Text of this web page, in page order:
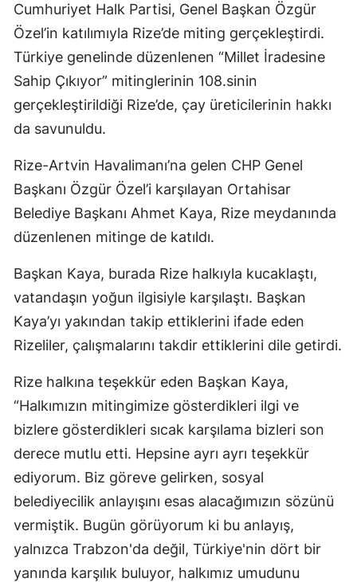
Cumhuriyet Halk Partisi, Genel Başkan Özgür
Özel’in katılımıyla Rize’de miting gerçekleştirdi.
Türkiye genelinde düzenlenen “Millet İradesine
Sahip Çıkıyor” mitinglerinin 108.sinin
gerçekleştirildiği Rize’de, çay üreticilerinin hakkı
da savunuldu.
Rize-Artvin Havalimanı’na gelen CHP Genel
Başkanı Özgür Özel’i karşılayan Ortahisar
Belediye Başkanı Ahmet Kaya, Rize meydanında
düzenlenen mitinge de katıldı.
Başkan Kaya, burada Rize halkıyla kucaklaştı,
vatandaşın yoğun ilgisiyle karşılaştı. Başkan
Kaya’yı yakından takip ettiklerini ifade eden
Rizeliler, çalışmalarını takdir ettiklerini dile getirdi.
Rize halkına teşekkür eden Başkan Kaya,
“Halkımızın mitingimize gösterdikleri ilgi ve
bizlere gösterdikleri sıcak karşılama bizleri son
derece mutlu etti. Hepsine ayrı ayrı teşekkür
ediyorum. Biz göreve gelirken, sosyal
belediyecilik anlayışını esas alacağımızın sözünü
vermiştik. Bugün görüyorum ki bu anlayış,
yalnızca Trabzon'da değil, Türkiye'nin dört bir
yanında karşılık buluyor, halkımız umudunu